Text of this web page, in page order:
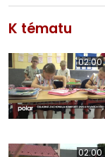
K tématu
02:00
02:00